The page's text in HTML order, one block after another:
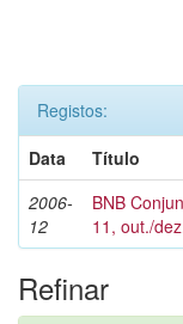
Registos:
Data
Título
2006-
12
BNB
11, out./
Refinar